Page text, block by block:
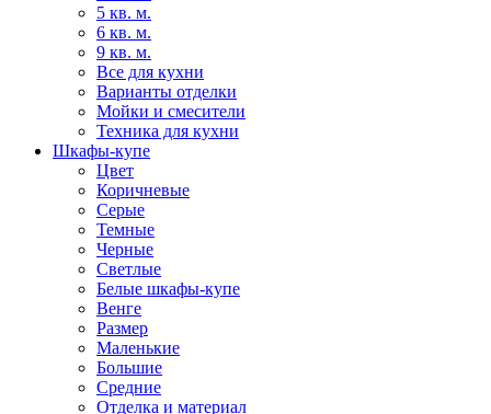
5 кв. м.
6 кв. м.
9 кв. м.
Все для кухни
Варианты отделки
Мойки и смесители
Техника для кухни
Шкафы-купе
Цвет
Коричневые
Серые
Темные
Черные
Светлые
Белые шкафы-купе
Венге
Размер
Маленькие
Большие
Средние
Отделка и материал